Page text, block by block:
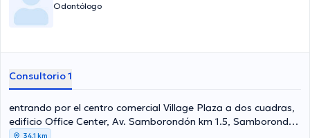
Odontólogo
Consultorio 1
entrando por el centro comercial Village Plaza a dos cuadras,
edificio Office Center, Av. Samborondón km 1.5, Samborondón
092302, Ecuador, Samborondón
34,1 km